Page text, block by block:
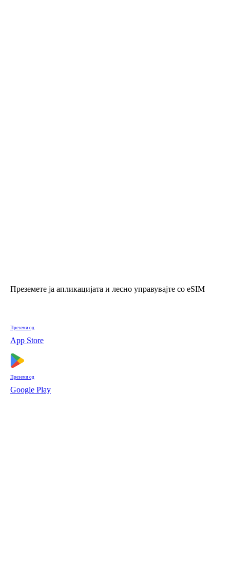
Преземете ја апликацијата и лесно управувајте со eSIM
Преземи од
App Store
Преземи од
Google Play